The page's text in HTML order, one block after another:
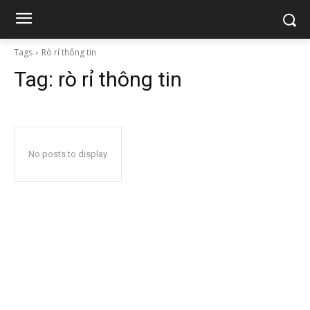
Tags Rò rỉ thông tin
Tag: rò rỉ thông tin
No posts to display